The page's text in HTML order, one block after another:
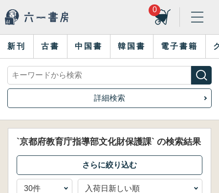
0
新刊 古書 中国書 韓国書 電子書籍
詳細検索
`京都府教育庁指導部文化財保護課` の検索結果